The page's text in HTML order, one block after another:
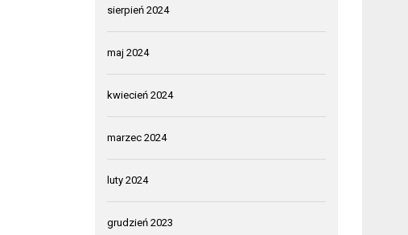
sierpień 2024
maj 2024
kwiecień 2024
marzec 2024
luty 2024
grudzień 2023